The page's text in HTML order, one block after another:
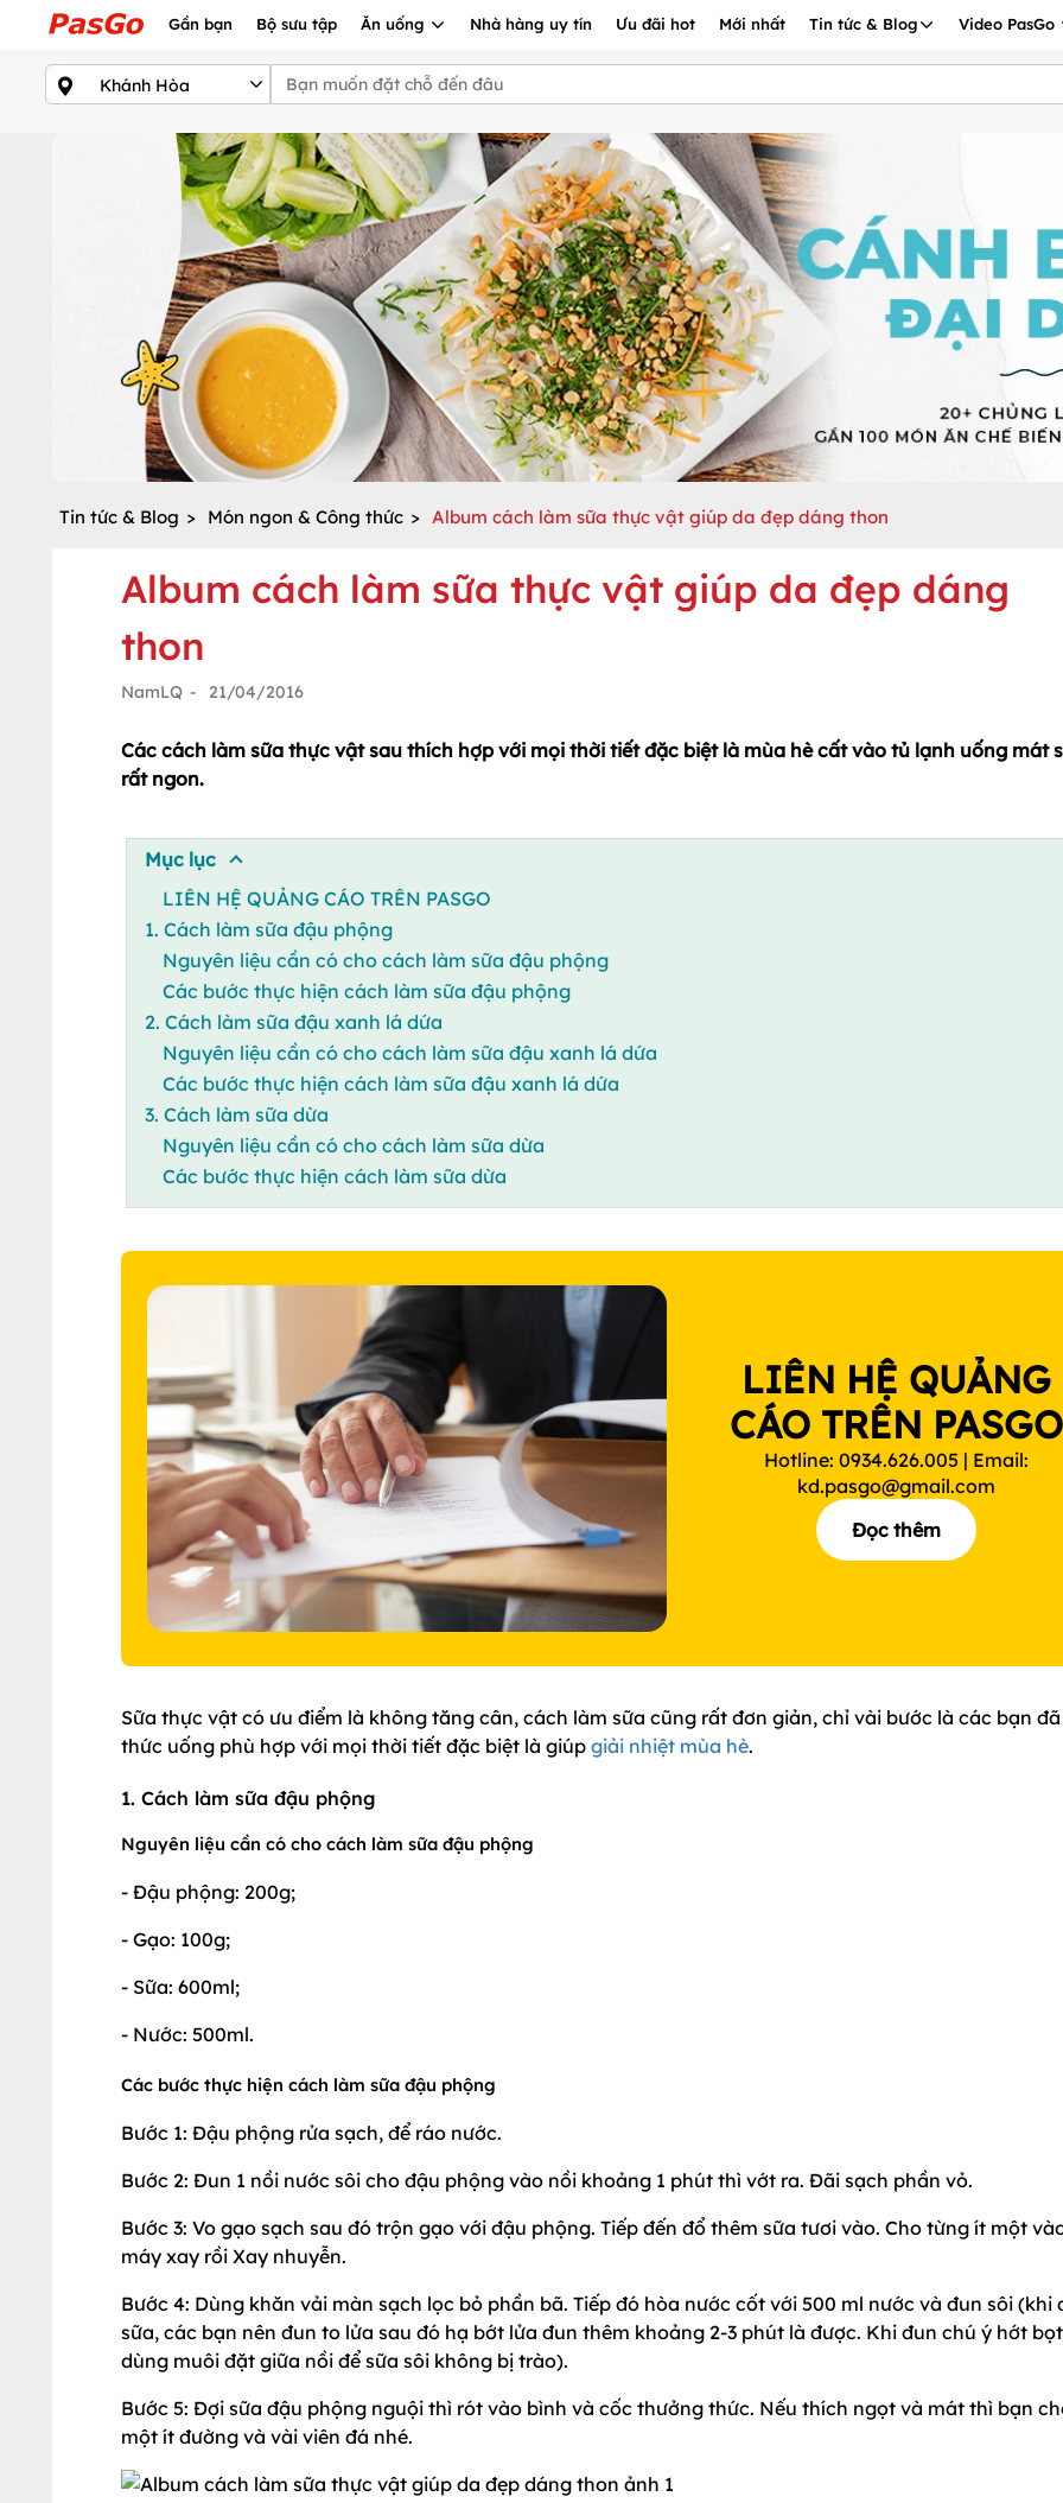
Gần bạn Bộ sưu tập Ăn uống Nhà hàng uy tín Ưu đãi hot Mới nhất Tin tức & Blog Video PasGo
Tin tức & Blog > Món ngon & Công thức > Album cách làm sữa thực vật giúp da đẹp dáng thon
Album cách làm sữa thực vật giúp da đẹp dáng
thon
NamLQ - 21/04/2016
Các cách làm sữa thực vật sau thích hợp với mọi thời tiết đặc biệt là mùa hè cất vào tủ lạnh uống mát
rất ngon.
Mục lục
LIÊN HỆ QUẢNG CÁO TRÊN PASGO
1. Cách làm sữa đậu phộng
Nguyên liệu cần có cho cách làm sữa đậu phộng
Các bước thực hiện cách làm sữa đậu phộng
2. Cách làm sữa đậu xanh lá dứa
Nguyên liệu cần có cho cách làm sữa đậu xanh lá dứa
Các bước thực hiện cách làm sữa đậu xanh lá dứa
3. Cách làm sữa dừa
Nguyên liệu cần có cho cách làm sữa dừa
Các bước thực hiện cách làm sữa dừa
LIÊN HỆ QUẢNG
CÁO TRÊN PASGO
Hotline: 0934.626.005 | Email:
kd.pasgo@gmail.com
Đọc thêm
Sữa thực vật có ưu điểm là không tăng cân, cách làm sữa cũng rất đơn giản, chỉ vài bước là các bạn
thức uống phù hợp với mọi thời tiết đặc biệt là giúp giải nhiệt mùa hè.
1. Cách làm sữa đậu phộng
Nguyên liệu cần có cho cách làm sữa đậu phộng
- Đậu phộng: 200g;
- Gạo: 100g;
- Sữa: 600ml;
- Nước: 500ml.
Các bước thực hiện cách làm sữa đậu phộng
Bước 1: Đậu phộng rửa sạch, để ráo nước.
Bước 2: Đun 1 nồi nước sôi cho đậu phộng vào nồi khoảng 1 phút thì vớt ra. Đãi sạch phần vỏ.
Bước 3: Vo gạo sạch sau đó trộn gạo với đậu phộng. Tiếp đến đổ thêm sữa tươi vào. Cho từng ít một
máy xay rồi Xay nhuyễn.
Bước 4: Dùng khăn vải màn sạch lọc bỏ phần bã. Tiếp đó hòa nước cốt với 500 ml nước và đun sôi (khi
sữa, các bạn nên đun to lửa sau đó hạ bớt lửa đun thêm khoảng 2-3 phút là được. Khi đun chú ý hớt
dùng muôi đặt giữa nồi để sữa sôi không bị trào).
Bước 5: Đợi sữa đậu phộng nguội thì rót vào bình và cốc thưởng thức. Nếu thích ngọt và mát thì bạn
một ít đường và vài viên đá nhé.